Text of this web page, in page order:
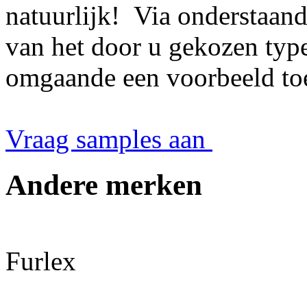
natuurlijk! Via
van het door u gekozen
omgaande een voorbeeld
Vraag samples aan
Andere merken
Furlex